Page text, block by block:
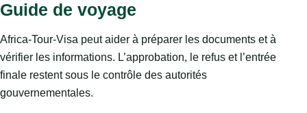
Guide de voyage
Africa-Tour-Visa peut aider à préparer les documents et à
vérifier les informations. L’approbation, le refus et l’entrée
finale restent sous le contrôle des autorités
gouvernementales.